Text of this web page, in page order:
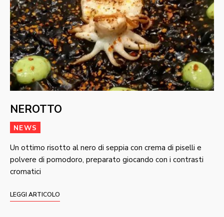
NEROTTO
NEWS
Un ottimo risotto al nero di seppia con crema di piselli e
polvere di pomodoro, preparato giocando con i contrasti
cromatici
LEGGI ARTICOLO